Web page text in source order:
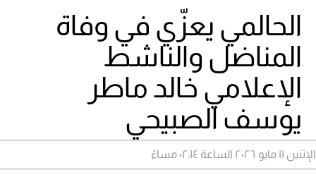
الحالمي يعزّي في وفاة
المناضل والناشط
الإعلامي خالد ماطر
يوسف الصبيحي
الإثنين ١١ مايو ٢٠٢٦ الساعة ٠٢:١٤ مساءً